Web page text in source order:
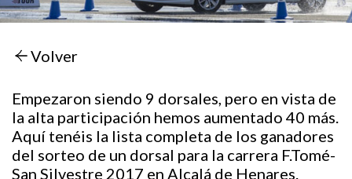
Volver
Empezaron siendo 9 dorsales, pero en vista de
la alta participación hemos aumentado 40 más.
Aquí tenéis la lista completa de los ganadores
del sorteo de un dorsal para la carrera F.Tomé-
San Silvestre 2017 en Alcalá de Henares.